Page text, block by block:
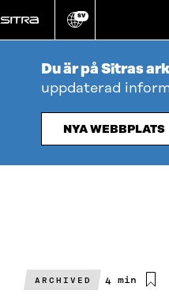
direkt
till
Ändra
språk
SV
Du är på Sitras
uppdaterad
NYA WEBBPLATS
ARCHIVED
Beräknad
4 min